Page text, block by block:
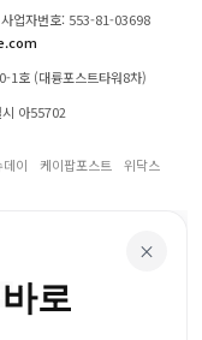
사업자번호: 553-81-03698
1호 (대륭포스트타워8차)
아55702
데이 케이팝포스트 위닥스
×
로